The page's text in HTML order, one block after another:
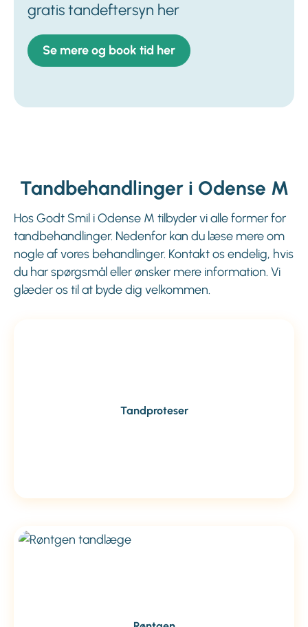
gratis tandeftersyn her
Se mere og book tid her
Tandbehandlinger i Odense M
Hos Godt Smil i Odense M tilbyder vi alle former for
tandbehandlinger. Nedenfor kan du læse mere om
nogle af vores behandlinger. Kontakt os endelig, hvis
du har spørgsmål eller ønsker mere information. Vi
glæder os til at byde dig velkommen.
Tandproteser